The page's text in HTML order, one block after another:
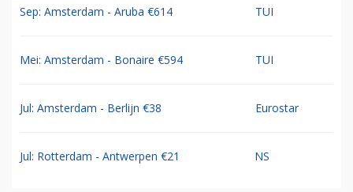
Sep: Amsterdam - Aruba €614 TUI
Mei: Amsterdam - Bonaire €594 TUI
Jul: Amsterdam - Berlijn €38 Eurostar
Jul: Rotterdam - Antwerpen €21 NS